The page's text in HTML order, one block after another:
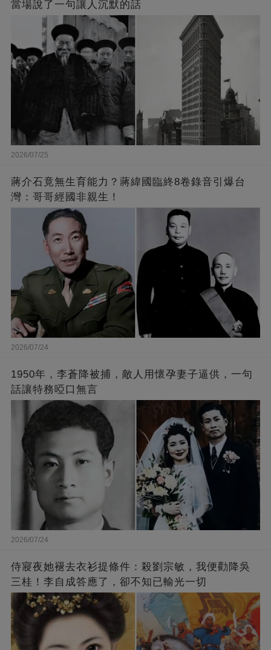
當場說了一句讓人沉默的話
2026/07/25
蔣介石竟無生育能力？蔣緯國臨終8卷錄音引爆台
灣：哥哥經國非親生！
2026/07/24
1950年，李蒼降被捕，敵人用懷孕妻子逼供，一句
話讓特務啞口無言
2026/07/24
侍寢夜她褪去衣衫提條件：殺劉宗敏，我便勸降吳
三桂！李自成答應了，卻不知已輸光一切